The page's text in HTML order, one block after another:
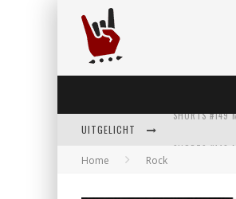
UITGELICHT
Home Rock